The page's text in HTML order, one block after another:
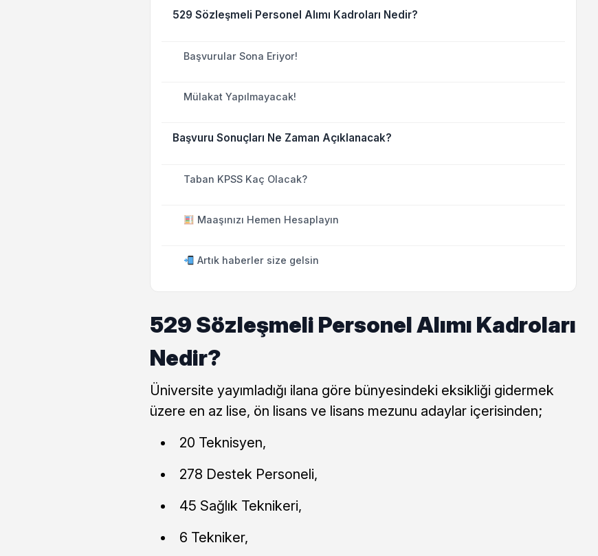
529 Sözleşmeli Personel Alımı Kadroları Nedir?
Başvurular Sona Eriyor!
Mülakat Yapılmayacak!
Başvuru Sonuçları Ne Zaman Açıklanacak?
Taban KPSS Kaç Olacak?
Maaşınızı Hemen Hesaplayın
Artık haberler size gelsin
529 Sözleşmeli Personel Alımı Kadroları
Nedir?
Üniversite yayımladığı ilana göre bünyesindeki eksikliği gidermek
üzere en az lise, ön lisans ve lisans mezunu adaylar içerisinden;
20 Teknisyen,
278 Destek Personeli,
45 Sağlık Teknikeri,
6 Tekniker,